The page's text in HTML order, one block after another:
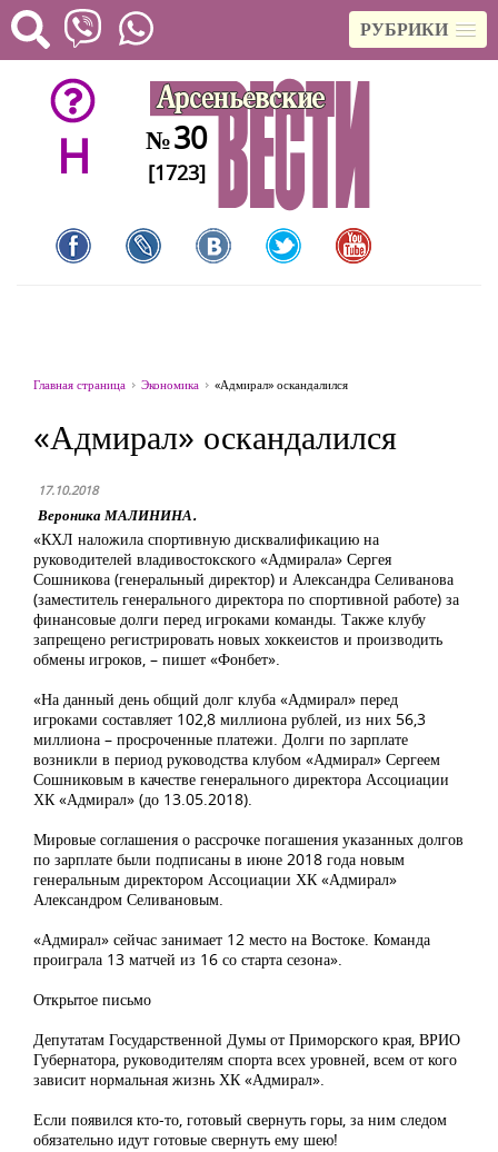
РУБРИКИ
H №30
[1723]
Главная страница Экономика «Адмирал» оскандалился
«Адмирал» оскандалился
17.10.2018
Вероника МАЛИНИНА.
«КХЛ наложила спортивную дисквалификацию на
руководителей владивостокского «Адмирала» Сергея
Сошникова (генеральный директор) и Александра Селиванова
(заместитель генерального директора по спортивной работе) за
финансовые долги перед игроками команды. Также клубу
запрещено регистрировать новых хоккеистов и производить
обмены игроков, – пишет «Фонбет».
«На данный день общий долг клуба «Адмирал» перед
игроками составляет 102,8 миллиона рублей, из них 56,3
миллиона – просроченные платежи. Долги по зарплате
возникли в период руководства клубом «Адмирал» Сергеем
Сошниковым в качестве генерального директора Ассоциации
ХК «Адмирал» (до 13.05.2018).
Мировые соглашения о рассрочке погашения указанных долгов
по зарплате были подписаны в июне 2018 года новым
генеральным директором Ассоциации ХК «Адмирал»
Александром Селивановым.
«Адмирал» сейчас занимает 12 место на Востоке. Команда
проиграла 13 матчей из 16 со старта сезона».
Открытое письмо
Депутатам Государственной Думы от Приморского края, ВРИО
Губернатора, руководителям спорта всех уровней, всем от кого
зависит нормальная жизнь ХК «Адмирал».
Если появился кто-то, готовый свернуть горы, за ним следом
обязательно идут готовые свернуть ему шею!